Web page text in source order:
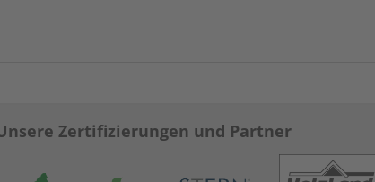
Zertifizierungen und Partner